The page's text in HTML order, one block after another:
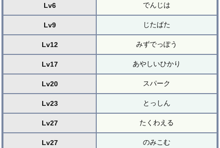
Lv6 でんじは
Lv9 じたばた
Lv12 みずでっぽう
Lv17 あやしいひかり
Lv20 スパーク
Lv23 とっしん
Lv27 たくわえる
Lv27 のみこむ